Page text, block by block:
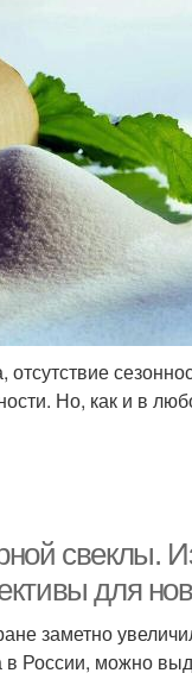
Но, как и в
свеклы.
для
заметно
в России, можно